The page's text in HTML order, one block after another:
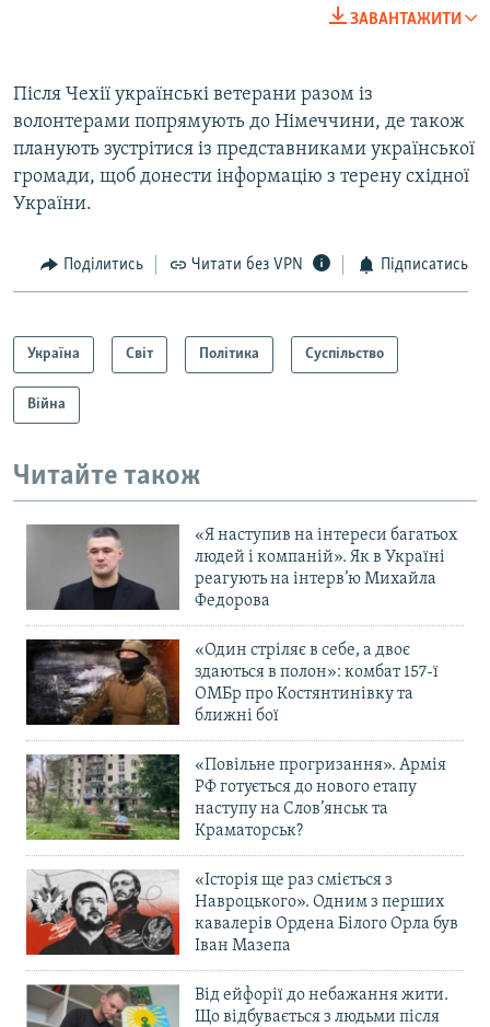
ЗАВАНТАЖИТИ
Після Чехії українські ветерани разом із
волонтерами попрямують до Німеччини, де також
планують зустрітися із представниками української
громади, щоб донести інформацію з терену східної
України.
Поділитись Читати без VPN Підписатись
Україна Світ Політика Суспільство
Війна
Читайте також
«Я наступив на інтереси багатьох
людей і компаній». Як в Україні
реагують на інтерв’ю Михайла
Федорова
«Один стріляє в себе, а двоє
здаються в полон»: комбат 157-ї
ОМБр про Костянтинівку та
ближні бої
«Повільне прогризання». Армія
РФ готується до нового етапу
наступу на Слов’янськ та
Краматорськ?
«Історія ще раз сміється з
Навроцького». Одним з перших
кавалерів Ордена Білого Орла був
Іван Мазепа
Від ейфорії до небажання жити.
Що відбувається з людьми після